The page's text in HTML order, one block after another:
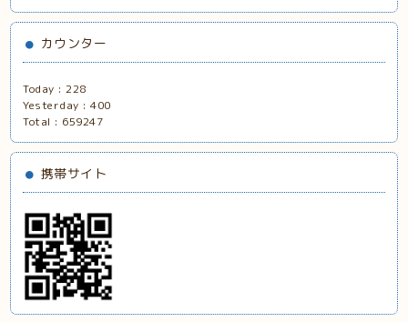
カウンター
Today :228
Yesterday :400
Total : 659247
携帯サイト